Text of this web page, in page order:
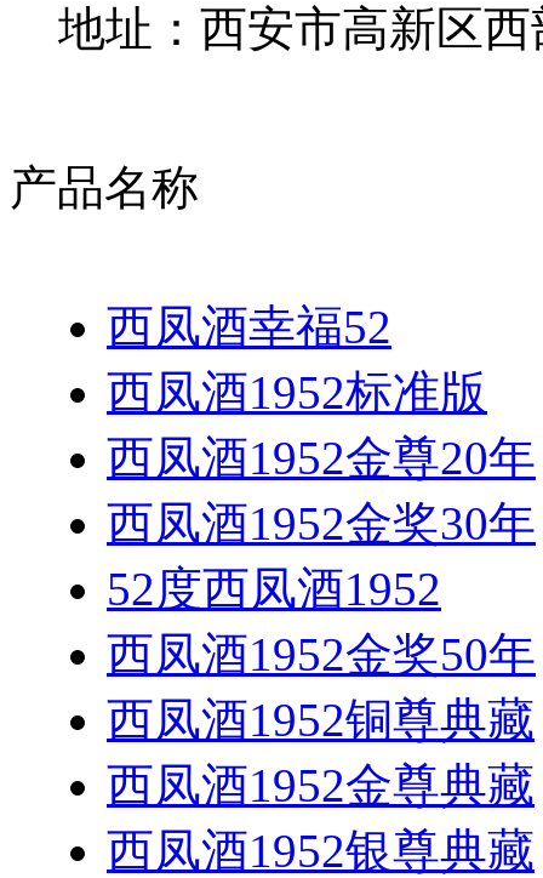
地址：西安市高新区西
产品名称
西凤酒幸福52
西凤酒1952标准版
西凤酒1952金尊20年
西凤酒1952金奖30年
52度西凤酒1952
西凤酒1952金奖50年
西凤酒1952铜尊典藏
西凤酒1952金尊典藏
西凤酒1952银尊典藏